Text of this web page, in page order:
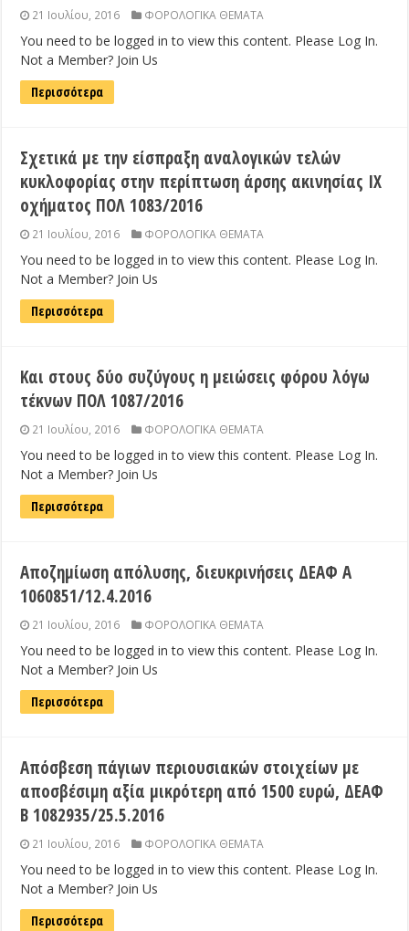
21 Ιουλίου, 2016 ΦΟΡΟΛΟΓΙΚΑ ΘΕΜΑΤΑ
You need to be logged in to view this content. Please Log In.
Not a Member? Join Us
Περισσότερα
Σχετικά με την είσπραξη αναλογικών τελών
κυκλοφορίας στην περίπτωση άρσης ακινησίας ΙΧ
οχήματος ΠΟΛ 1083/2016
21 Ιουλίου, 2016 ΦΟΡΟΛΟΓΙΚΑ ΘΕΜΑΤΑ
You need to be logged in to view this content. Please Log In.
Not a Member? Join Us
Περισσότερα
Και στους δύο συζύγους η μειώσεις φόρου λόγω
τέκνων ΠΟΛ 1087/2016
21 Ιουλίου, 2016 ΦΟΡΟΛΟΓΙΚΑ ΘΕΜΑΤΑ
You need to be logged in to view this content. Please Log In.
Not a Member? Join Us
Περισσότερα
Αποζημίωση απόλυσης, διευκρινήσεις ΔΕΑΦ Α
1060851/12.4.2016
21 Ιουλίου, 2016 ΦΟΡΟΛΟΓΙΚΑ ΘΕΜΑΤΑ
You need to be logged in to view this content. Please Log In.
Not a Member? Join Us
Περισσότερα
Απόσβεση πάγιων περιουσιακών στοιχείων με
αποσβέσιμη αξία μικρότερη από 1500 ευρώ, ΔΕΑΦ
Β 1082935/25.5.2016
21 Ιουλίου, 2016 ΦΟΡΟΛΟΓΙΚΑ ΘΕΜΑΤΑ
You need to be logged in to view this content. Please Log In.
Not a Member? Join Us
Περισσότερα